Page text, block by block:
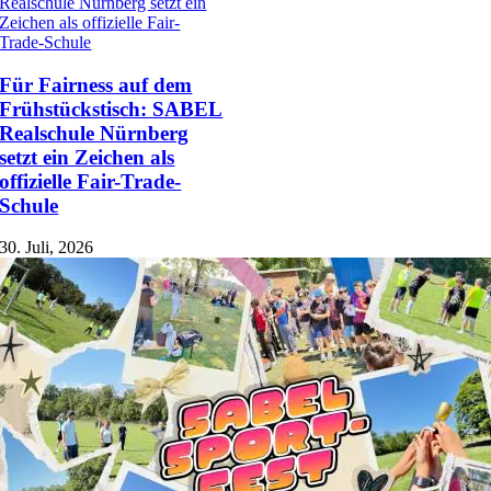
Zeichen als offizielle Fair-
Trade-Schule
Für Fairness auf dem
Frühstückstisch: SABEL
Realschule Nürnberg
setzt ein Zeichen als
offizielle Fair-Trade-
Schule
30. Juli, 2026
Service
Stellenangebote
Kontakt
Beratungs- und Hilfsangebote
Anmeldung
Veranstaltungen